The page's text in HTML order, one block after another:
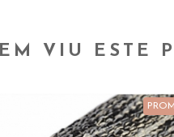
VIU ESTE